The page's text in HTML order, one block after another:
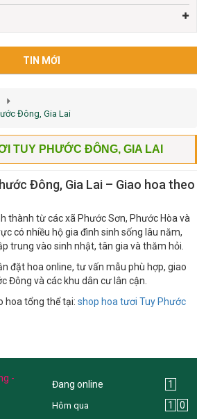
TIN MỚI
Đông, Gia Lai
TUY PHƯỚC ĐÔNG, GIA LAI
Đông, Gia Lai – Giao hoa theo
thành từ các xã Phước Sơn, Phước Hòa và
có nhiều hộ gia đình sinh sống lâu năm,
trung vào sinh nhật, tân gia và thăm hỏi.
đặt hoa online, tư vấn mẫu phù hợp, giao
Đông và các khu dân cư lân cận.
hoa tổng thể tại: shop hoa tươi Tuy Phước
-
Đang online 1
Hôm qua 1 0